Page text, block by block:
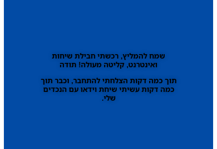
שמח להמליץ, רכשתי חבילת שיחות
ואינטרנט, קליטה מעולה! תודה
תוך כמה דקות הצלחתי להתחבר, וכבר תוך
כמה דקות עשיתי שיחת וידאו עם הנכדים
שלי.